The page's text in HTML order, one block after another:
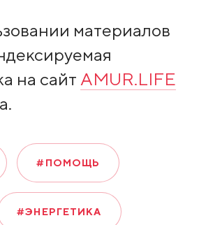
материалов
на сайт AMUR.LIFE
#ПОМОЩЬ
#ЭНЕРГЕТИКА